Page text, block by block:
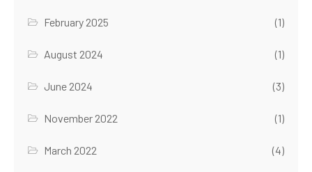
February 2025 (1)
August 2024 (1)
June 2024 (3)
November 2022 (1)
March 2022 (4)